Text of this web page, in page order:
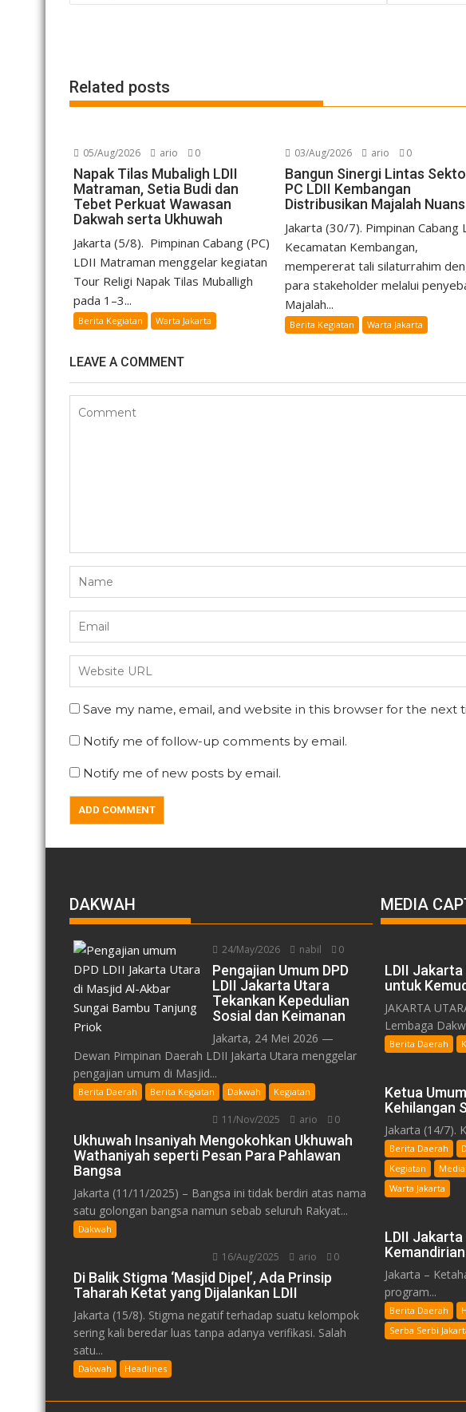
Related posts
05/Aug/2026 ario 0
Napak Tilas Mubaligh LDII
Matraman, Setia Budi dan
Tebet Perkuat Wawasan
Dakwah serta Ukhuwah
Jakarta (5/8). Pimpinan Cabang (PC)
LDII Matraman menggelar kegiatan
Tour Religi Napak Tilas Muballigh
pada 1–3...
Berita Kegiatan Warta Jakarta
03/Aug/2026 ario 0
Bangun Sinergi Lintas
PC LDII Kembangan
Distribusikan Majalah
Jakarta (30/7). Pimpinan Cabang
Kecamatan Kembangan,
mempererat tali silaturrahim
para stakeholder melalui
Majalah...
Berita Kegiatan Warta Jakarta
LEAVE A COMMENT
Save my name, email, and website in this browser for the next
Notify me of follow-up comments by email.
Notify me of new posts by email.
DAKWAH
24/May/2026 nabil 0
Pengajian Umum DPD
LDII Jakarta Utara
Tekankan Kepedulian
Sosial dan Keimanan
Jakarta, 24 Mei 2026 —
Dewan Pimpinan Daerah LDII Jakarta Utara menggelar
pengajian umum di Masjid...
Berita Daerah Berita Kegiatan Dakwah Kegiatan
11/Nov/2025 ario 0
Ukhuwah Insaniyah Mengokohkan Ukhuwah
Wathaniyah seperti Pesan Para Pahlawan
Bangsa
Jakarta (11/11/2025) – Bangsa ini tidak berdiri atas nama
satu golongan bangsa namun sebab seluruh Rakyat...
Dakwah
16/Aug/2025 ario 0
Di Balik Stigma ‘Masjid Dipel’, Ada Prinsip
Taharah Ketat yang Dijalankan LDII
Jakarta (15/8). Stigma negatif terhadap suatu kelompok
sering kali beredar luas tanpa adanya verifikasi. Salah
satu...
Dakwah Headlines
MEDIA
LDII Jakarta
untuk
JAKARTA
Lembaga
Berita Daerah
Ketua
Kehilangan
Jakarta (14/7).
Berita Daerah
Kegiatan
Warta Jakarta
LDII
Jakarta –
program...
Berita Daerah
Serba Serbi